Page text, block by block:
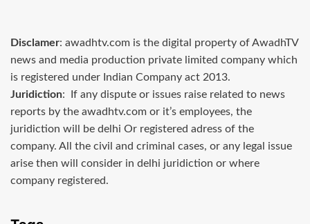
Disclamer: awadhtv.com is the digital property of AwadhTV
news and media production private limited company which
is registered under Indian Company act 2013.
Juridiction: If any dispute or issues raise related to news
reports by the awadhtv.com or it’s employees, the
juridiction will be delhi Or registered adress of the
company. All the civil and criminal cases, or any legal issue
arise then will consider in delhi juridiction or where
company registered.